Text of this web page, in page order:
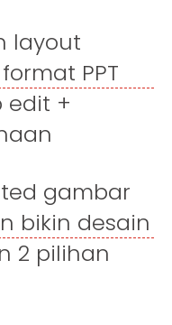
layout
PPT
edit +
gambar
bikin desain
2 pilihan